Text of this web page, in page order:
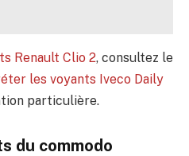
Renault Clio 2, consultez le
les voyants Iveco Daily
particulière.
du commodo